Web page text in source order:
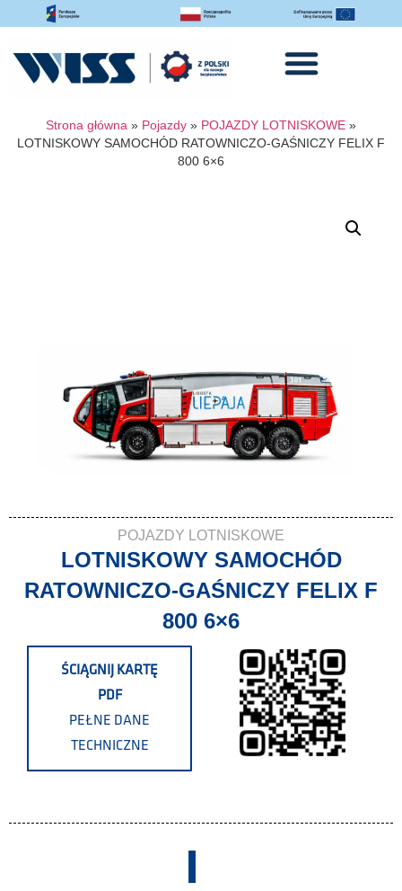
Strona główna » Pojazdy » POJAZDY LOTNISKOWE »
LOTNISKOWY SAMOCHÓD RATOWNICZO-GAŚNICZY FELIX F
800 6×6
POJAZDY LOTNISKOWE
LOTNISKOWY SAMOCHÓD
RATOWNICZO-GAŚNICZY FELIX F
800 6×6
ŚCIĄGNIJ KARTĘ
PDF
PEŁNE DANE
TECHNICZNE